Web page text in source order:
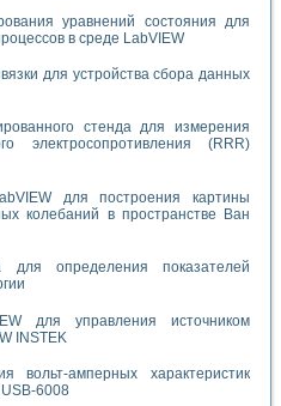
уравнений состояния для
в среде LabVIEW
для устройства сбора данных
стенда для измерения
электросопротивления (RRR)
для построения картины
колебаний в пространстве Ван
для определения показателей
для управления источником
INSTEK
вольт-амперных характеристик
6008